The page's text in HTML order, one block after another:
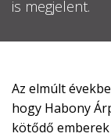
TÁMOGATÓI
KÖRHÖZ!
is megjelent.
Az elmúlt
hogy Habony
kötődő